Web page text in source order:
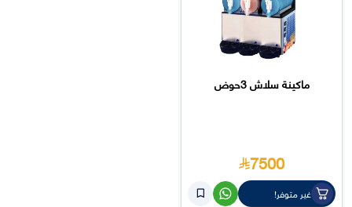
ماكينة سلاش 3حوض
7500
غير متوفر!